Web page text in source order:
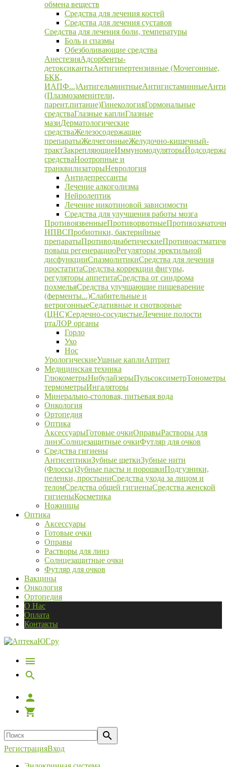
обмена веществ
Средства для лечения костей
Средства для лечения суставов
Средства для лечения боли, температуры
Боль и спазмы
Обезболивающие средства
АнестезияАдсорбенты-
детоксикантыАнтигипертензивные (Мочегонные,
БКК,
ИАПФ...)АнтигельминтныеАнтигистаминные
(Плазмозаменители,
парент.питание)ГинекологияГормональные
средстваГлазные каплиГлазные
мазиДерматологические
средстваЖелезосодержащие
препаратыЖелчегонныеЖелудочно-кишечный-
трактЗакрепляющиеИммуномодуляторы
средстваНоотропные и
транквилизаторыНеврология
Антидепрессанты
Лечение алкоголизма
Нейролептик
Лечение никотиновой зависимости
Средства для улучшения работы мозга
ПротивоязвенныеПротиворвотные
НПВСПробиотики, бактерийные
препаратыПротиводиабетические
повыш регенерациюРегуляторы эректильной
дисфункцииСпазмолитикиСредства для лечения
простатитаСредства коррекции фигуры,
регуляторы аппетитаСредства от синдрома
похмельяСредства улучшающие пищеварение
(ферменты...)Слабительные и
ветрогонныеСедативные и снотворные
(ЦНС)Сердечно-сосудистыеЛечение полости
ртаЛОР органы
Горло
Ухо
Нос
УрологическиеУшные каплиАртрит
Медицинская техника
ГлюкометрыНибулайзерыПульсоксиметрТонометры
термометрыИнгаляторы
Минерально-столовая, питьевая вода
Онкология
Ортопедия
Оптика
АксессуарыГотовые очкиОправыРастворы для
линзСолнцезащитные очкиФутляр для очков
Средства гигиены
АнтисептикиЗубные щеткиЗубные нити
(Флоссы)Зубные пасты и порошкиПодгузники,
пеленки, простыниСредства ухода за лицом и
теломСредства общей гигиеныСредства женской
гигиеныКосметика
Ножницы
Оптика
Аксессуары
Готовые очки
Оправы
Растворы для линз
Солнцезащитные очки
Футляр для очков
Вакцины
Онкология
Ортопедия
О Нас
Оплата
Контакты
РегистрацияВход